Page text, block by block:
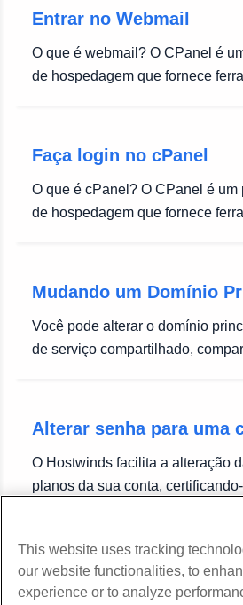
este artigo, nos referimos à
Entrar no Webmail
O que é webmail? O CPanel é
de hospedagem que fornece
administração através de um
padrão usando uma estrutura de...
Faça login no cPanel
O que é cPanel? O CPanel é
de hospedagem que fornece
administração através de um
Mudando um Domínio
Você pode alterar o domínio
de serviço compartilhado,
em uso em outro site, não
terá que destacar o domínio já...
Alterar senha para uma
hospedagem
O Hostwinds facilita a alteração
planos da sua conta,
administrativas.Por favor,
deseja fazê-lo antes...
This website uses tracking
our website functionalities, to
experience or to analyze